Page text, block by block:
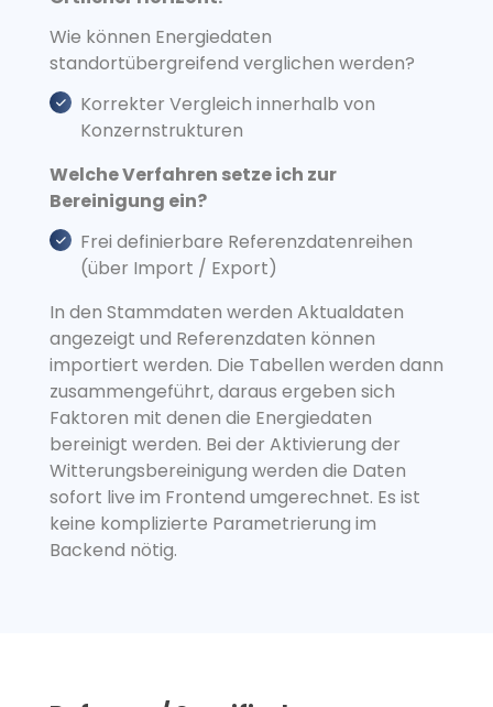
Wie können Energiedaten
standortübergreifend verglichen werden?
Korrekter Vergleich innerhalb von
Konzernstrukturen
Welche Verfahren setze ich zur
Bereinigung ein?
Frei definierbare Referenzdatenreihen
(über Import / Export)
In den Stammdaten werden Aktualdaten
angezeigt und Referenzdaten können
importiert werden. Die Tabellen werden dann
zusammengeführt, daraus ergeben sich
Faktoren mit denen die Energiedaten
bereinigt werden. Bei der Aktivierung der
Witterungsbereinigung werden die Daten
sofort live im Frontend umgerechnet. Es ist
keine komplizierte Parametrierung im
Backend nötig.